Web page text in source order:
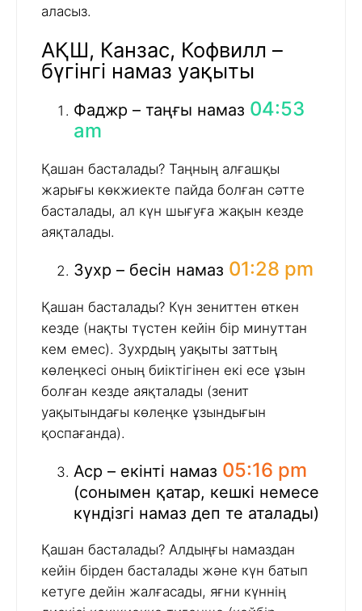
аласыз.
АҚШ, Канзас, Кофвилл –
бүгінгі намаз уақыты
Фаджр – таңғы намаз 04:53
am
Қашан басталады? Таңның алғашқы
жарығы көкжиекте пайда болған сәтте
басталады, ал күн шығуға жақын кезде
аяқталады.
Зухр – бесін намаз 01:28 pm
Қашан басталады? Күн зениттен өткен
кезде (нақты түстен кейін бір минуттан
кем емес). Зухрдың уақыты заттың
көлеңкесі оның биіктігінен екі есе ұзын
болған кезде аяқталады (зенит
уақытындағы көлеңке ұзындығын
қоспағанда).
Аср – екінті намаз 05:16 pm
(сонымен қатар, кешкі немесе
күндізгі намаз деп те аталады)
Қашан басталады? Алдыңғы намаздан
кейін бірден басталады және күн батып
кетуге дейін жалғасады, яғни күннің